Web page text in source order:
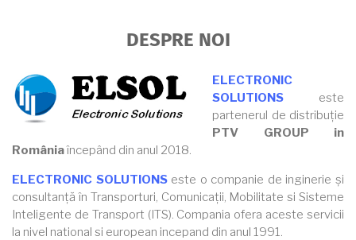
DESPRE NOI
ELECTRONIC
SOLUTIONS este
partenerul de distribuție
PTV GROUP in
Româniaîncepând din anul 2018.
ELECTRONIC SOLUTIONSeste o companie de inginerie și
consultanță în Transporturi, Comunicații, Mobilitate si Sisteme
Inteligente de Transport (ITS). Compania ofera aceste servicii
la nivel national si european incepand din anul 1991.